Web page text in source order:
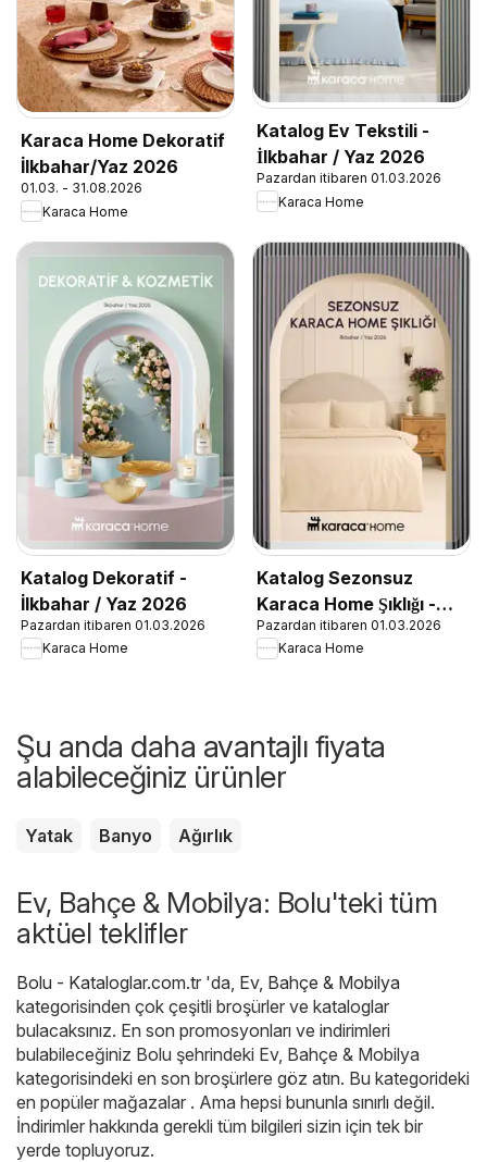
Karaca Home Dekoratif
İlkbahar/Yaz 2026
01.03. - 31.08.2026
Karaca Home
Katalog Ev Tekstili -
İlkbahar / Yaz 2026
Pazardan itibaren 01.03.2026
Karaca Home
Katalog Dekoratif -
İlkbahar / Yaz 2026
Pazardan itibaren 01.03.2026
Karaca Home
Katalog Sezonsuz
Karaca Home Şıklığı -
İlkbahar / Yaz 2026
Pazardan itibaren 01.03.2026
Karaca Home
Şu anda daha avantajlı fiyata
alabileceğiniz ürünler
Yatak Banyo Ağırlık
Ev, Bahçe & Mobilya: Bolu'teki tüm
aktüel teklifler
Bolu - Kataloglar.com.tr 'da, Ev, Bahçe & Mobilya
kategorisinden çok çeşitli broşürler ve kataloglar
bulacaksınız. En son promosyonları ve indirimleri
bulabileceğiniz Bolu şehrindeki Ev, Bahçe & Mobilya
kategorisindeki en son broşürlere göz atın. Bu kategorideki
en popüler mağazalar . Ama hepsi bununla sınırlı değil.
İndirimler hakkında gerekli tüm bilgileri sizin için tek bir
yerde topluyoruz.